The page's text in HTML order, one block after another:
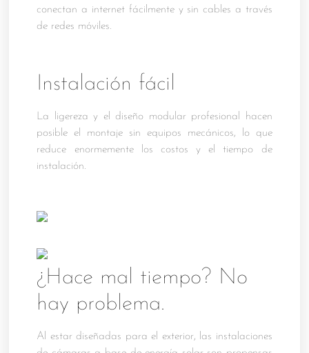
conectan a internet fácilmente y sin cables a través
de redes móviles.
Instalación fácil
La ligereza y el diseño modular profesional hacen
posible el montaje sin equipos mecánicos, lo que
reduce enormemente los costos y el tiempo de
instalación.
¿Hace mal tiempo? No
hay problema.
Al estar diseñadas para el exterior, las instalaciones